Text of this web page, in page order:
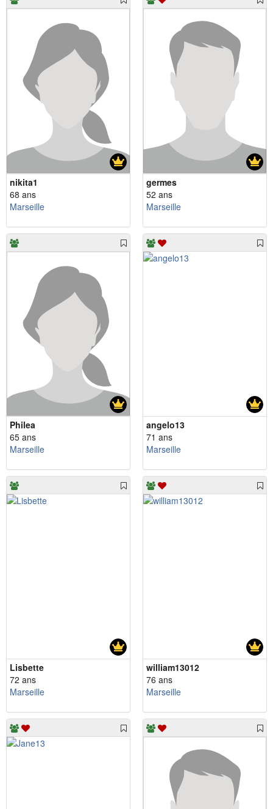
nikita1
68 ans
Marseille
germes
52 ans
Marseille
Philea
65 ans
Marseille
angelo13
71 ans
Marseille
Lisbette
72 ans
Marseille
william13012
76 ans
Marseille